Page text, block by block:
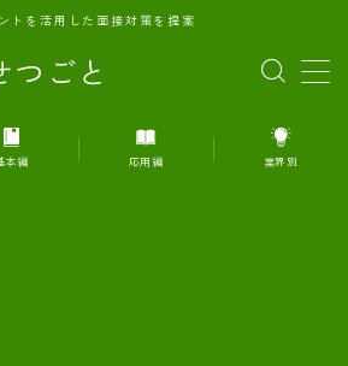
つごと
トを活用した面接対策を提案
とは何か？
本編 応用編 業界別